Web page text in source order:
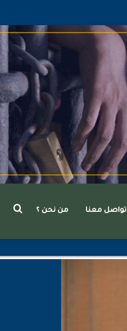
تواصل معنا من نحن ؟